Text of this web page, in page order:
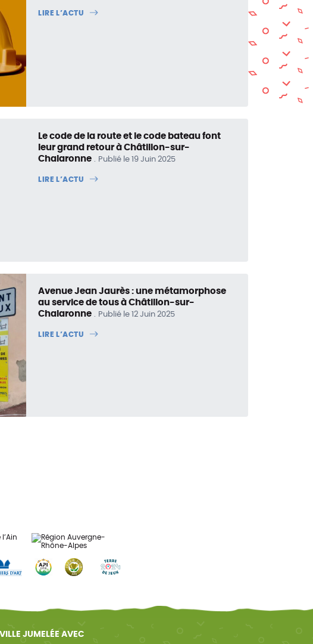
LIRE L’ACTU
Le code de la route et le code bateau font
leur grand retour à Châtillon-sur-
Chalaronne
Publié le 19 Juin 2025
LIRE L’ACTU
Avenue Jean Jaurès : une métamorphose
au service de tous à Châtillon-sur-
Chalaronne
Publié le 12 Juin 2025
LIRE L’ACTU
VILLE JUMELÉE AVEC